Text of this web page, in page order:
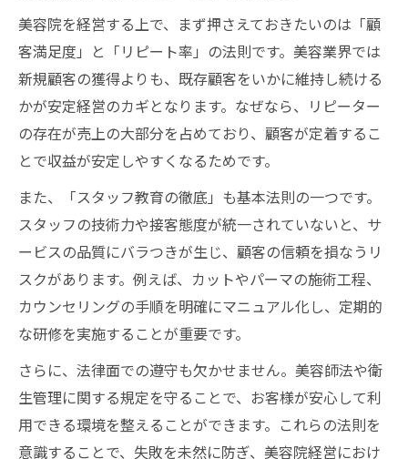
美容院の顧客満足度を高める工夫と法則
美容院で収益向上を実現するための視点
美容院の現場で活きる実践的な経営ノウハ
ウ
美容院経営を安定させる法則を知ろう
美容院経営安定化のための法則と実践例
美容院のリスク回避に役立つポイント解説
経営が安定する美容院の共通点と法則
スタッフとの連携が生む美容院経営の安定
美容院の売上安定化に欠かせない要素
集客力を高める美容院の必須ポイント
美容院で実践したい集客アップの工夫
口コミを活かした美容院集客のポイント
美容院のSNS活用術と集客への影響
美容院を経営する上で、まず押さえておきたいのは「顧
客満足度」と「リピート率」の法則です。美容業界では
新規顧客の獲得よりも、既存顧客をいかに維持し続ける
かが安定経営のカギとなります。なぜなら、リピーター
の存在が売上の大部分を占めており、顧客が定着するこ
とで収益が安定しやすくなるためです。
また、「スタッフ教育の徹底」も基本法則の一つです。
スタッフの技術力や接客態度が統一されていないと、サ
ービスの品質にバラつきが生じ、顧客の信頼を損なうリ
スクがあります。例えば、カットやパーマの施術工程、
カウンセリングの手順を明確にマニュアル化し、定期的
な研修を実施することが重要です。
さらに、法律面での遵守も欠かせません。美容師法や衛
生管理に関する規定を守ることで、お客様が安心して利
用できる環境を整えることができます。これらの法則を
意識することで、失敗を未然に防ぎ、美容院経営におけ